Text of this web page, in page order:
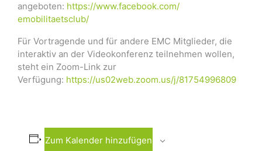
angeboten: https://www.facebook.com/
emobilitaetsclub/
Für Vortragende und für andere EMC Mitglieder, die
interaktiv an der Videokonferenz teilnehmen wollen,
steht ein Zoom-Link zur
Verfügung: https://us02web.zoom.us/j/81754996809
Zum Kalender hinzufügen